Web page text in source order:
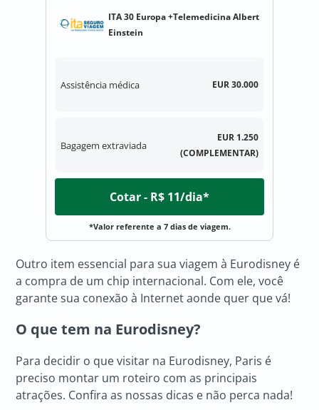
ITA 30 Europa +Telemedicina Albert
Einstein
Assistência médica EUR 30.000
Bagagem extraviada
EUR 1.250
(COMPLEMENTAR)
Cotar - R$ 11/dia*
*Valor referente a 7 dias de viagem.
Outro item essencial para sua viagem à Eurodisney é
a compra de um chip internacional. Com ele, você
garante sua conexão à Internet aonde quer que vá!
O que tem na Eurodisney?
Para decidir o que visitar na Eurodisney, Paris é
preciso montar um roteiro com as principais
atrações. Confira as nossas dicas e não perca nada!